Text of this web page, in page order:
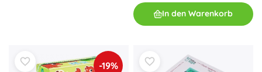
In den Warenkorb
-19%